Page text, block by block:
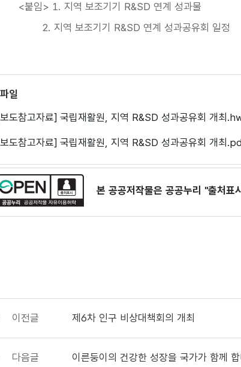
<붙임> 1. 지역 보조기기 R&SD 연계 성과물
2. 지역 보조기기 R&SD 연계 성과공유회 일정
일
도참고자료] 국립재활원, 지역 R&SD 성과공유회 개최
도참고자료] 국립재활원, 지역 R&SD 성과공유회 개최
본 공공저작물은 공공누리 "출처표
이전글 제6차 인구 비상대책회의 개최
다음글 이른둥이의 건강한 성장을 국가가 함께